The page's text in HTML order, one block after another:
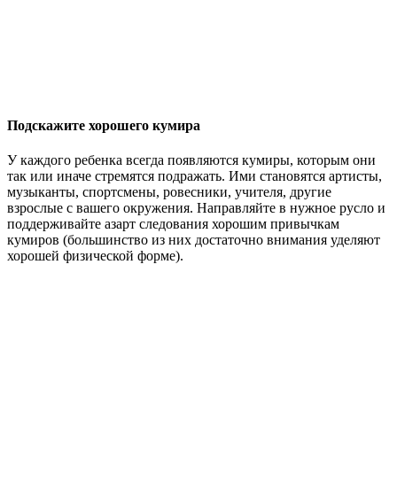
Подскажите хорошего кумира
У каждого ребенка всегда появляются кумиры, которым они
так или иначе стремятся подражать. Ими становятся артисты,
музыканты, спортсмены, ровесники, учителя, другие
взрослые с вашего окружения. Направляйте в нужное русло и
поддерживайте азарт следования хорошим привычкам
кумиров (большинство из них достаточно внимания уделяют
хорошей физической форме).